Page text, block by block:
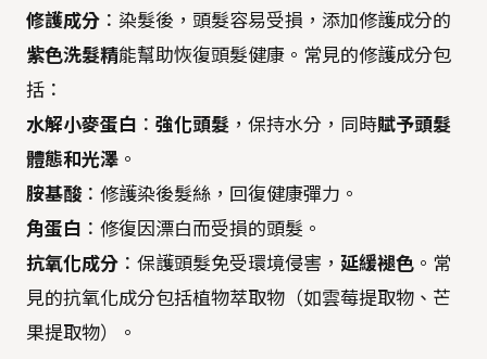
修護成分 ：染髮後，頭髮容易受損，添加修護成分的
紫色洗髮精能幫助恢復頭髮健康。常見的修護成分包
括：
水解小麥蛋白 ： 強化頭髮 ，保持水分，同時賦予頭髮
體態和光澤 。
胺基酸：修護染後髮絲，回復健康彈力。
角蛋白 ：修復因漂白而受損的頭髮。
抗氧化成分 ：保護頭髮免受環境侵害， 延緩褪色 。常
見的抗氧化成分包括植物萃取物（如雲莓提取物、芒
果提取物）。